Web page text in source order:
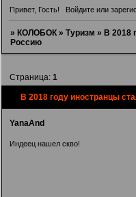
Привет, Гость! Войдитеили
»КОЛОБОК »Туризм »В 2018
Россию
В 2018 году иностранцы
Страница:1
YanaAnd
Индеец нашел скво!